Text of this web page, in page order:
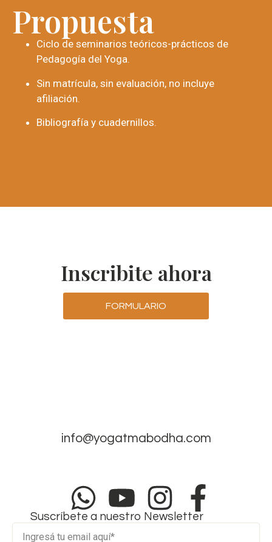
Propuesta
Ciclo de seminarios teóricos-prácticos de
Pedagogía del Yoga.
Sin matrícula, sin evaluación, no incluye
afiliación.
Bibliografía y cuadernillos.
Inscribite ahora
FORMULARIO
info@yogatmabodha.com
Suscríbete a nuestro Newsletter